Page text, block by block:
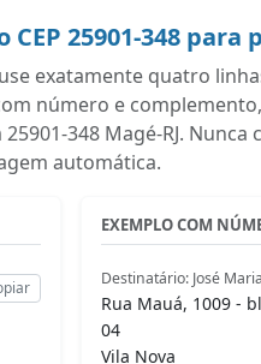
25901-348 para
exatamente quatro
número e
348 Magé-RJ. Nunca
automática.
EXEMPLO COM
Destinatário: José
Rua Mauá, 1009 -
04
Vila Nova